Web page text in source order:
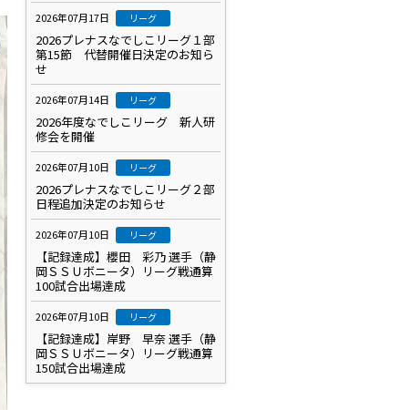
2026年07月17日 リーグ
2026プレナスなでしこリーグ１部
第15節 代替開催日決定のお知ら
せ
2026年07月14日 リーグ
2026年度なでしこリーグ 新人研
修会を開催
2026年07月10日 リーグ
2026プレナスなでしこリーグ２部
日程追加決定のお知らせ
2026年07月10日 リーグ
【記録達成】櫻田 彩乃 選手（静
岡ＳＳＵボニータ）リーグ戦通算
100試合出場達成
2026年07月10日 リーグ
【記録達成】岸野 早奈 選手（静
岡ＳＳＵボニータ）リーグ戦通算
150試合出場達成